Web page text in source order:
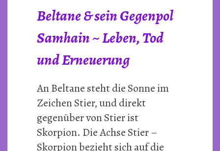
Beltane & sein Gegenpol
Samhain ~ Leben, Tod
und Erneuerung
An Beltane steht die Sonne im
Zeichen Stier, und direkt
gegenüber von Stier ist
Skorpion. Die Achse Stier –
Skorpion bezieht sich auf die